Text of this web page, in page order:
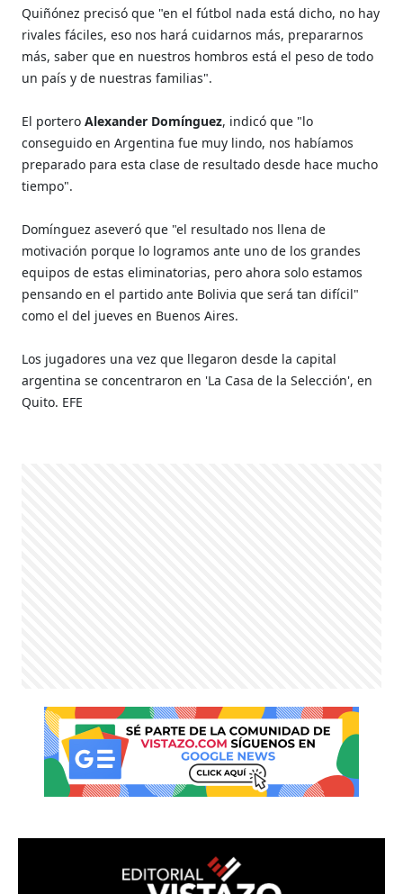
Quiñónez precisó que "en el fútbol nada está dicho, no hay
rivales fáciles, eso nos hará cuidarnos más, prepararnos
más, saber que en nuestros hombros está el peso de todo
un país y de nuestras familias".
El porteroAlexander Domínguez, indicó que "lo
conseguido en Argentina fue muy lindo, nos habíamos
preparado para esta clase de resultado desde hace mucho
tiempo".
Domínguez aseveró que "el resultado nos llena de
motivación porque lo logramos ante uno de los grandes
equipos de estas eliminatorias, pero ahora solo estamos
pensando en el partido ante Bolivia que será tan difícil"
como el del jueves en Buenos Aires.
Los jugadores una vez que llegaron desde la capital
argentina se concentraron en 'La Casa de la Selección', en
Quito. EFE